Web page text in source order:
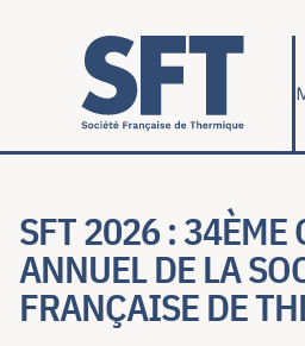
Aller au contenu principal
SFT 2026 : 34ÈME
ANNUEL DE LA
FRANÇAISE DE